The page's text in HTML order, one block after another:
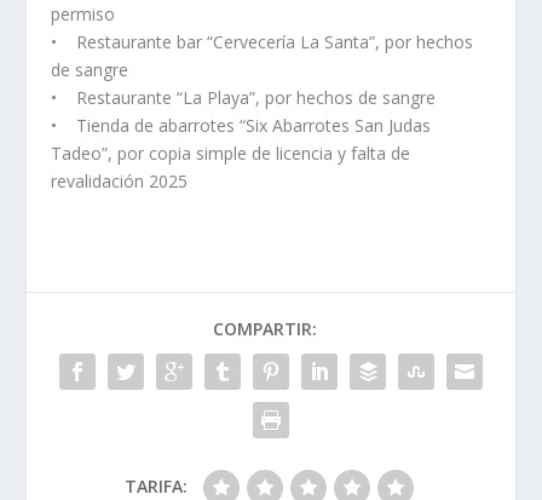
permiso
• Restaurante bar “Cervecería La Santa”, por hechos
de sangre
• Restaurante “La Playa”, por hechos de sangre
• Tienda de abarrotes “Six Abarrotes San Judas
Tadeo”, por copia simple de licencia y falta de
revalidación 2025
COMPARTIR:
TARIFA: